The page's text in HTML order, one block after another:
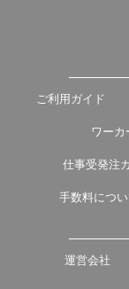
ご利用ガイド
ワーカ
仕事受発注
手数料につ
運営会社